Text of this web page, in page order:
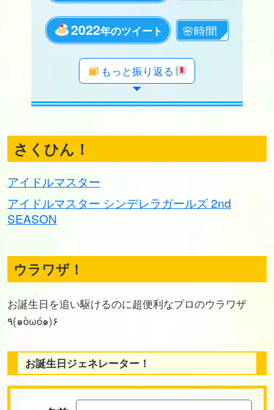
2022年のツイート
年のツイート
年のツイート
年のツイート
年のツイート
年のツイート
年のツイート
年のツイート
年のツイート
年のツイート
年のツイート
年のツイート
年のツイート
年のツイート
年のツイート
年のツイート
年のツイート
もっと振り返る
さくひん！
アイドルマスター
アイドルマスター シンデレラガールズ 2nd
SEASON
ウラワザ！
お誕生日を追い駆けるのに超便利なプロのウラワザ
٩(๑òωó๑)۶
お誕生日ジェネレーター！